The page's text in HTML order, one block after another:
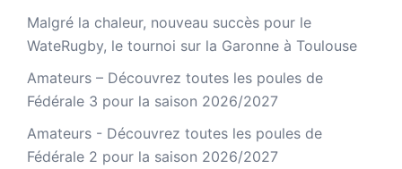
Malgré la chaleur, nouveau succès pour le
WateRugby, le tournoi sur la Garonne à Toulouse
Amateurs – Découvrez toutes les poules de
Fédérale 3 pour la saison 2026/2027
Amateurs - Découvrez toutes les poules de
Fédérale 2 pour la saison 2026/2027